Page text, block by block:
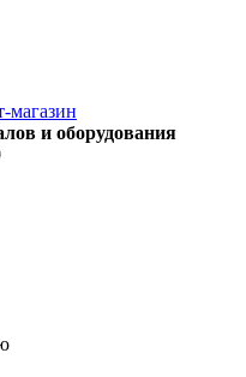
и оборудования